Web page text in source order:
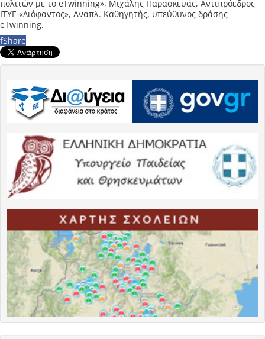
πολιτών με το eTwinning», Μιχάλης Παρασκευάς, Αντιπρόεδρος
ΙΤΥΕ «Διόφαντος», Αναπλ. Καθηγητής, υπεύθυνος δράσης
eTwinning.
fShare